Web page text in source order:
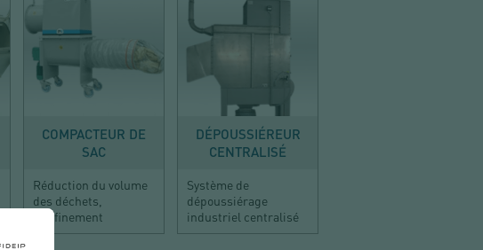
DÉPOUSSIÉRER
COMPACTEUR DE
SAC
Réduction du volume
des déchets,
Confinement
DÉPOUSSIÉREUR
CENTRALISÉ
Système de
dépoussiérage
industriel centralisé